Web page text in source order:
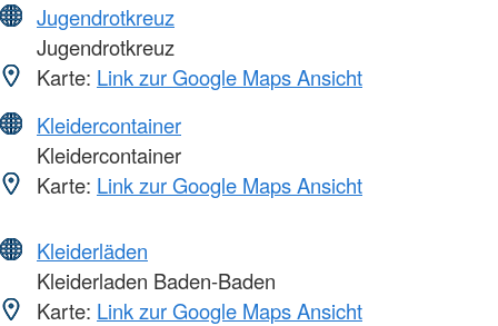
Jugendrotkreuz
Jugendrotkreuz
Karte: Link zur Google Maps Ansicht
Kleidercontainer
Kleidercontainer
Karte: Link zur Google Maps Ansicht
Kleiderläden
Kleiderladen Baden-Baden
Karte: Link zur Google Maps Ansicht